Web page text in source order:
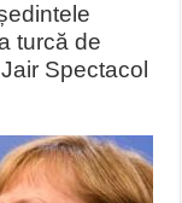
turcă de
Spectacol